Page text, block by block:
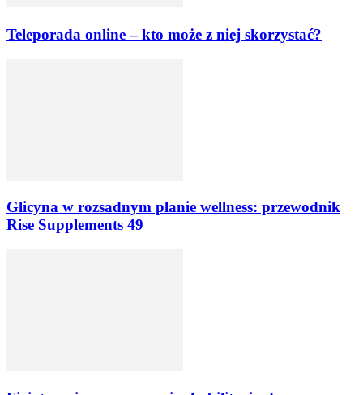
Teleporada online – kto może z niej skorzystać?
Glicyna w rozsadnym planie wellness: przewodnik
Rise Supplements 49